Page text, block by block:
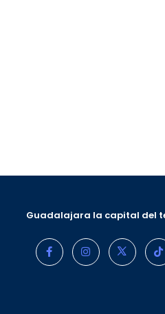
Guadalajara la capital del